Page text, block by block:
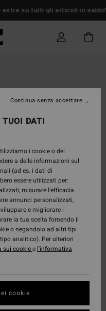
su tutti gli articoli in saldo*
TUOI DATI
i cookie o dei
a delle informazioni sul
(ad es. i dati di
essere utilizzati per:
misurare l’efficacia
annunci personalizzati,
e migliorare i
la tua scelta fornendo il
o negandolo ad altri tipi
analitico). Per ulteriori
sui cookiee l'informativa
cookie
Continua senza accettare